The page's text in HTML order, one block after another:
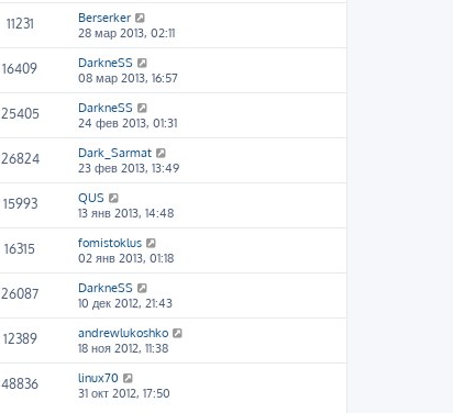
11231
Berserker
28 мар 2013, 02:11
16409
DarkneSS
08 мар 2013, 16:57
25405
DarkneSS
24 фев 2013, 01:31
26824
Dark_Sarmat
23 фев 2013, 13:49
15993
QUS
13 янв 2013, 14:48
16315
fomistoklus
02 янв 2013, 01:18
26087
DarkneSS
10 дек 2012, 21:43
12389
andrewlukoshko
18 ноя 2012, 11:38
48836
linux70
31 окт 2012, 17:50